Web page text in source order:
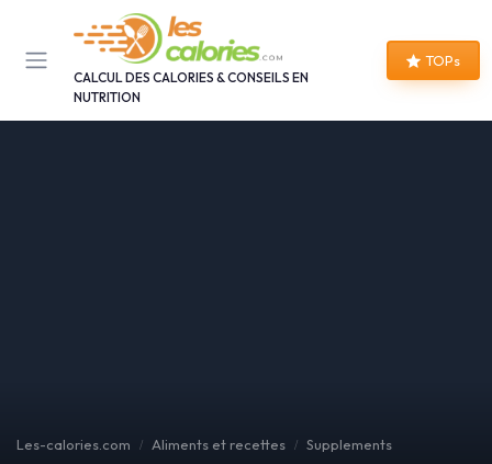
CALCUL DES CALORIES & CONSEILS EN
NUTRITION
TOPs
Les-calories.com Aliments et recettes Supplements
Panneau de gestion des cookies